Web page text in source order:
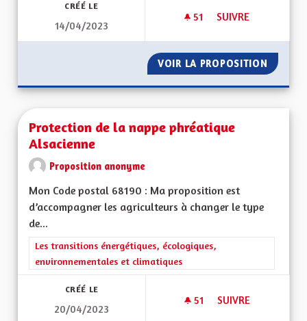
CRÉÉ LE
14/04/2023
51 51 ABONNÉS
SUIVRE
VOIR LA PROPOSITION
Protection de la nappe phréatique
Alsacienne
Proposition anonyme
Mon Code postal 68190 : Ma proposition est
d’accompagner les agriculteurs à changer le type
de...
Filtrer les résultats de la catégorie : Les transitions
Les transitions énergétiques, écologiques,
environnementales et climatiques
CRÉÉ LE
20/04/2023
51 51 ABONNÉS
SUIVRE